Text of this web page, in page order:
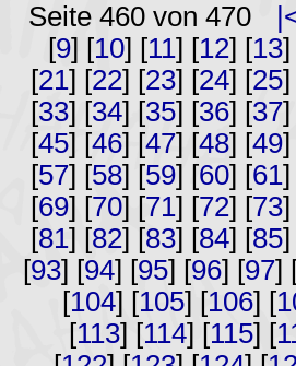
Seite 460 von 470
[9] [10] [11] [12] [13]
[21] [22] [23] [24] [25]
[33] [34] [35] [36] [37]
[45] [46] [47] [48] [49]
[57] [58] [59] [60] [61]
[69] [70] [71] [72] [73]
[81] [82] [83] [84] [85]
[93] [94] [95] [96] [97]
[104] [105] [106] [
[113] [114] [115] [